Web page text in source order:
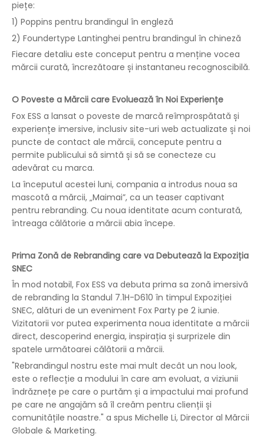
piețe:
1) Poppins pentru brandingul în engleză
2) Foundertype Lantinghei pentru brandingul în chineză
Fiecare detaliu este conceput pentru a menține vocea
mărcii curată, încrezătoare și instantaneu recognoscibilă.
O Poveste a Mărcii care Evoluează în Noi Experiențe
Fox ESS a lansat o poveste de marcă reîmprospătată și
experiențe imersive, inclusiv site-uri web actualizate și noi
puncte de contact ale mărcii, concepute pentru a
permite publicului să simtă și să se conecteze cu
adevărat cu marca.
La începutul acestei luni, compania a introdus noua sa
mascotă a mărcii, „Maimai”, ca un teaser captivant
pentru rebranding. Cu noua identitate acum conturată,
întreaga călătorie a mărcii abia începe.
Prima Zonă de Rebranding care va Debutează la Expoziția
SNEC
În mod notabil, Fox ESS va debuta prima sa zonă imersivă
de rebranding la Standul 7.1H-D610 în timpul Expoziției
SNEC, alături de un eveniment Fox Party pe 2 iunie.
Vizitatorii vor putea experimenta noua identitate a mărcii
direct, descoperind energia, inspirația și surprizele din
spatele următoarei călătorii a mărcii.
"Rebrandingul nostru este mai mult decât un nou look,
este o reflecție a modului în care am evoluat, a viziunii
îndrăznețe pe care o purtăm și a impactului mai profund
pe care ne angajăm să îl creăm pentru clienții și
comunitățile noastre." a spus Michelle Li, Director al Mărcii
Globale & Marketing.